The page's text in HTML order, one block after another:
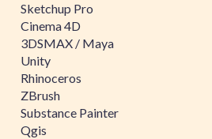
Sketchup Pro
Cinema 4D
3DSMAX / Maya
Unity
Rhinoceros
ZBrush
Substance Painter
Qgis